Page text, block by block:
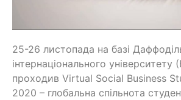
25-26 листопада на базі
інтернаціонального університету
проходив Virtual Social Business
2020 – глобальна спільнота